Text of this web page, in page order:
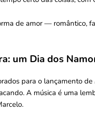
de amor — romântico,
um Dia dos
para o lançamento de
A música é uma